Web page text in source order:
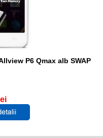
P6 Qmax alb SWAP